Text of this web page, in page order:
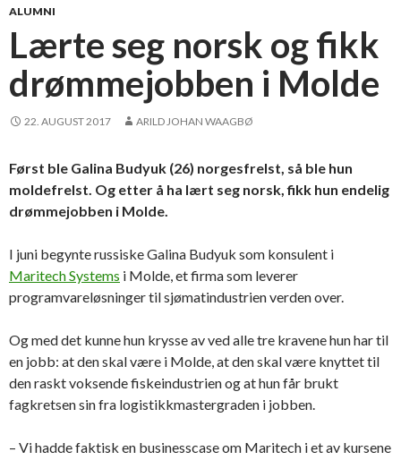
ALUMNI
Lærte seg norsk og fikk
drømmejobben i Molde
22. AUGUST 2017 ARILD JOHAN WAAGBØ
Først ble Galina Budyuk (26) norgesfrelst, så ble hun
moldefrelst. Og etter å ha lært seg norsk, fikk hun endelig
drømmejobben i Molde.
I juni begynte russiske Galina Budyuk som konsulent i
Maritech Systems i Molde, et firma som leverer
programvareløsninger til sjømatindustrien verden over.
Og med det kunne hun krysse av ved alle tre kravene hun har til
en jobb: at den skal være i Molde, at den skal være knyttet til
den raskt voksende fiskeindustrien og at hun får brukt
fagkretsen sin fra logistikkmastergraden i jobben.
– Vi hadde faktisk en businesscase om Maritech i et av kursene